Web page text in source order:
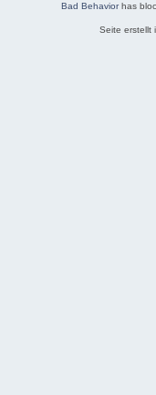
Bad Behaviorhas
Seite erstellt